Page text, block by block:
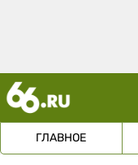
ГЛАВНОЕ